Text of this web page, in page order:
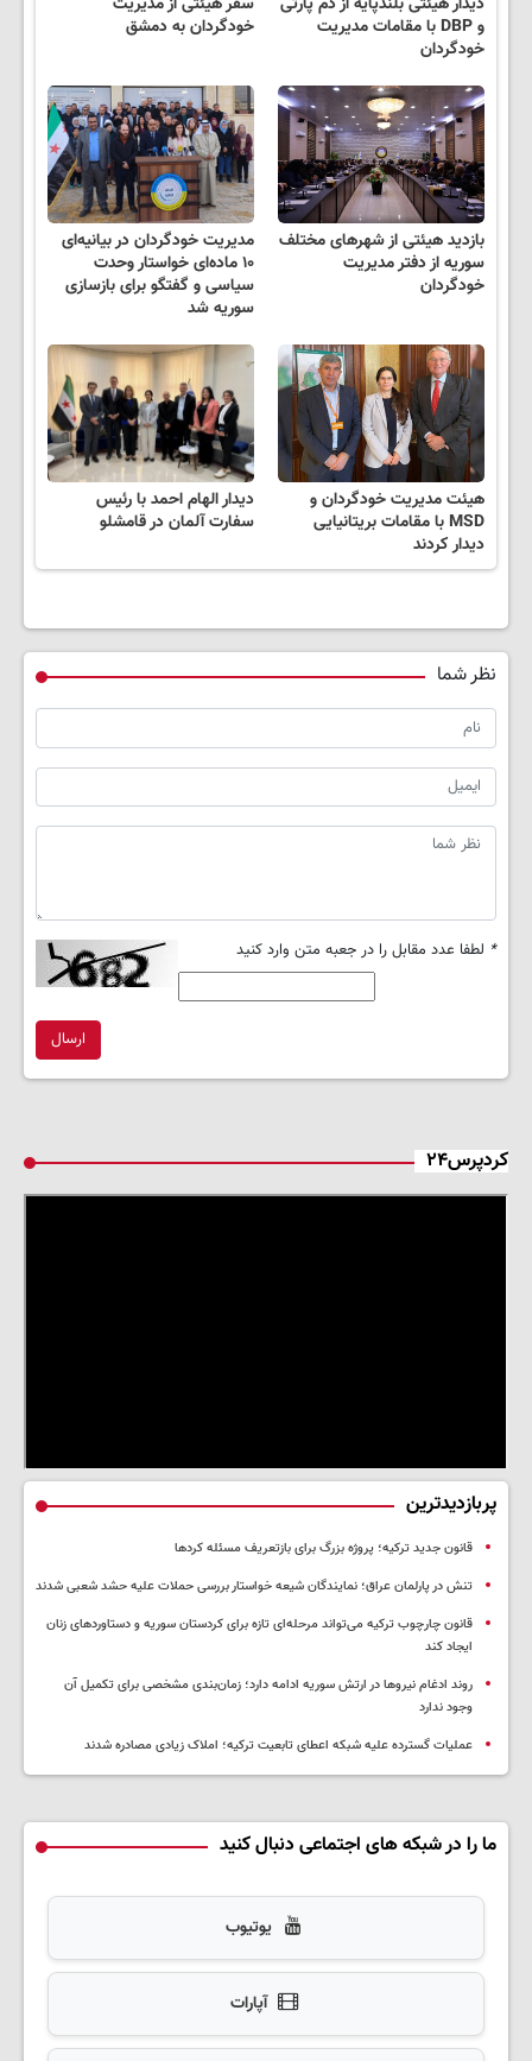
دیدار هیئتی بلندپایه از دم پارتی
و DBP با مقامات مدیریت
خودگردان
سفر هیئتی از مدیریت
خودگردان به دمشق
بازدید هیئتی از شهرهای مختلف
سوریه از دفتر مدیریت
خودگردان
مدیریت خودگردان در بیانیه‌ای
۱۰ ماده‌ای خواستار وحدت
سیاسی و گفتگو برای بازسازی
سوریه شد
هیئت مدیریت خودگردان و
MSD با مقامات بریتانیایی
دیدار کردند
دیدار الهام احمد با رئیس
سفارت آلمان در قامشلو
نظر شما
* لطفا عدد مقابل را در جعبه متن وارد کنید
ارسال
کردپرس۲۴
پربازدیدترین
قانون جدید ترکیه؛ پروژه بزرگ‌ برای بازتعریف مسئله کردها
تنش در پارلمان عراق؛ نمایندگان شیعه خواستار بررسی حملات علیه حشد شعبی شدند
قانون چارچوب ترکیه می‌تواند مرحله‌ای تازه برای کردستان سوریه و دستاوردهای زنان
ایجاد کند
روند ادغام نیروها در ارتش سوریه ادامه دارد؛ زمان‌بندی مشخصی برای تکمیل آن
وجود ندارد
عملیات گسترده علیه شبکه اعطای تابعیت ترکیه؛ املاک زیادی مصادره شدند
ما را در شبکه های اجتماعی دنبال کنید
یوتیوب
آپارات